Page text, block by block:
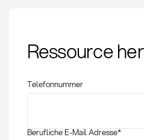
und
Ressource
Telefonnummer
Berufliche E-Mail Adresse*